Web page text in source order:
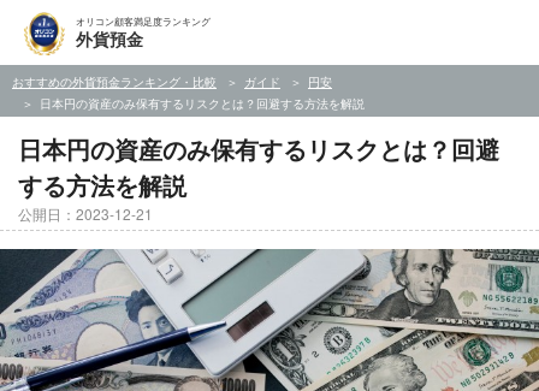
オリコン顧客満足度ランキング
外貨預金
おすすめの外貨預金ランキング・比較 ガイド
円安
日本円の資産のみ保有するリスクとは？回避する方法を解説
日本円の資産のみ保有するリスクとは？回避
する方法を解説
公開日：2023-12-21